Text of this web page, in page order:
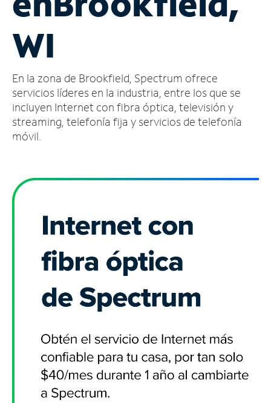
cuenta
Encuentra
tienda
WI
En la zona de Brookfield, Spectrum ofrece
servicios líderes en la industria, entre los que se
incluyen Internet con fibra óptica, televisión y
streaming, telefonía fija y servicios de telefonía
móvil.